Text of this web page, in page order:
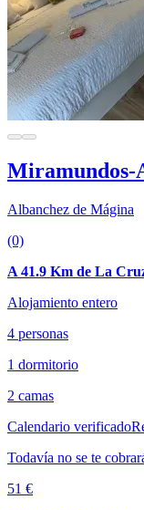
Miramundos-
Albanchez de Mágina
(0)
A 41.9 Km de La
Alojamiento entero
4 personas
1 dormitorio
2 camas
Calendario verificado
Todavía no se te
51 €